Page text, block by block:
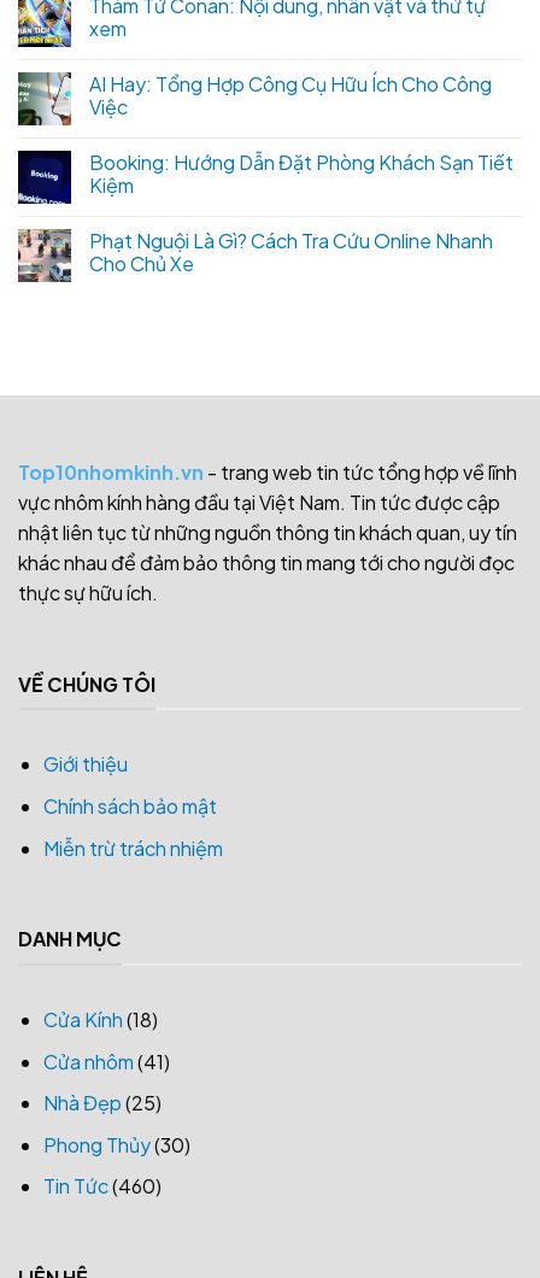
Thám Tử Conan: Nội dung, nhân vật và thứ tự
xem
AI Hay: Tổng Hợp Công Cụ Hữu Ích Cho Công
Việc
Booking: Hướng Dẫn Đặt Phòng Khách Sạn Tiết
Kiệm
Phạt Nguội Là Gì? Cách Tra Cứu Online Nhanh
Cho Chủ Xe
Top10nhomkinh.vn - trang web tin tức tổng hợp về lĩnh
vực nhôm kính hàng đầu tại Việt Nam. Tin tức được cập
nhật liên tục từ những nguồn thông tin khách quan, uy tín
khác nhau để đảm bảo thông tin mang tới cho người đọc
thực sự hữu ích.
VỀ CHÚNG TÔI
Giới thiệu
Chính sách bảo mật
Miễn trừ trách nhiệm
DANH MỤC
Cửa Kính(18)
Cửa nhôm(41)
Nhà Đẹp(25)
Phong Thủy(30)
Tin Tức(460)